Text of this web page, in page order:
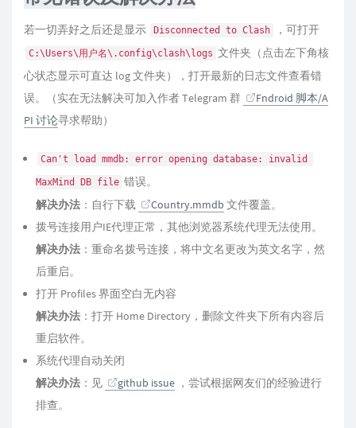
若一切弄好之后还是显示 Disconnected to Clash ，可打开
C:\Users\用户名\.config\clash\logs 文件夹（点击左下角核
心状态显示可直达 log 文件夹），打开最新的日志文件查看错
误。（实在无法解决可加入作者 Telegram 群
Fndroid 脚本/A
PI 讨论寻求帮助）
Can't load mmdb: error opening database: invalid
MaxMind DB file 错误。
解决办法 ：自行下载 Country.mmdb 文件覆盖。
拨号连接用户IE代理正常，其他浏览器系统代理无法使用。
解决办法 ：重命名拨号连接，将中文名更改为英文名字，然
后重启。
打开 Profiles 界面空白无内容
解决办法 ：打开 Home Directory，删除文件夹下所有内容后
重启软件。
系统代理自动关闭
解决办法 ：见 github issue ，尝试根据网友们的经验进行
排查。